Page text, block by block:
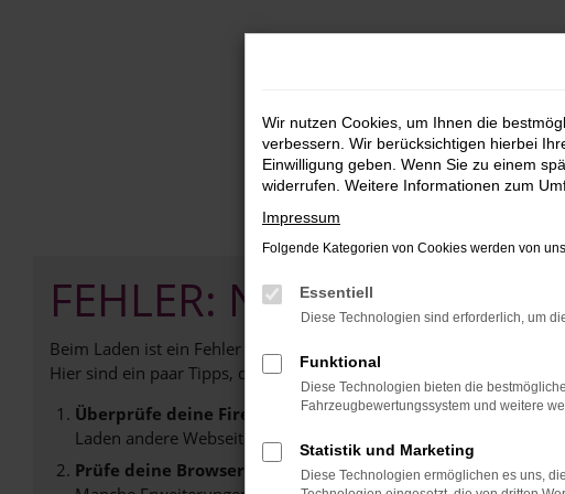
FEHLER: NETWORK
Beim Laden ist ein Fehler aufgetreten.
Hier sind ein paar Tipps, die dir helfen können:
Überprüfe deine Firewall und deine Internetverbindung.
Laden andere Webseiten, zum Beispiel deine Suchmaschine?
Prüfe deine Browsererweiterungen.
Wir nutzen Cookies, um Ihnen die
verbessern. Wir berücksichtigen hierbei
Einwilligung geben. Wenn Sie zu einem
widerrufen. Weitere Informationen zum
Impressum
Folgende Kategorien von Cookies werden von
Essentiell
Diese Technologien sind erforderlich, um
Funktional
Diese Technologien bieten die
Fahrzeugbewertungssystem und weitere
Statistik und Marketing
Diese Technologien ermöglichen es uns,